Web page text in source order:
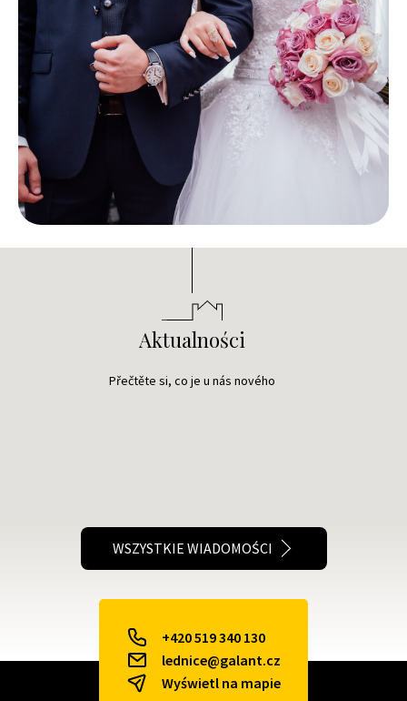
Aktualności
Přečtěte si, co je u nás nového
WSZYSTKIE WIADOMOŚCI
+420 519 340 130
lednice@galant.cz
Wyświetl na mapie